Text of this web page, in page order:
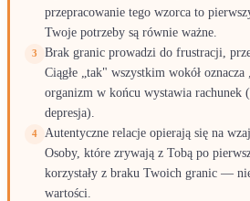
przepracowanie tego wzorca to
Twoje potrzeby są równie ważne.
3
Brak granic prowadzi do frustracji,
Ciągłe „tak" wszystkim wokół
organizm w końcu wystawia rachunek
depresja).
4
Autentyczne relacje opierają się na
Osoby, które zrywają z Tobą po
korzystały z braku Twoich granic —
wartości.